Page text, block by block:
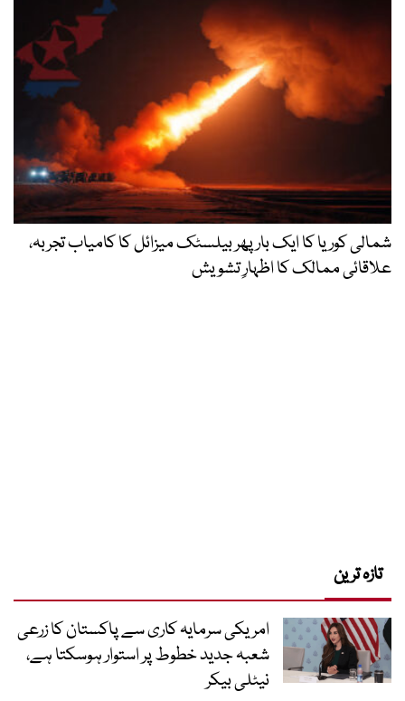
شمالی کوریا کا ایک بار پھر بیلسٹک میزائل کا کامیاب تجربہ،
علاقائی ممالک کا اظہارِ تشویش
تازہ ترین
امریکی سرمایہ کاری سے پاکستان کا زرعی
شعبہ جدید خطوط پر استوار ہوسکتا ہے،
نیٹلی بیکر